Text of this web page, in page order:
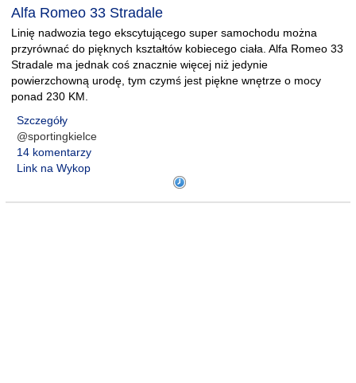
Alfa Romeo 33 Stradale
Linię nadwozia tego ekscytującego super samochodu można
przyrównać do pięknych kształtów kobiecego ciała. Alfa Romeo 33
Stradale ma jednak coś znacznie więcej niż jedynie
powierzchowną urodę, tym czymś jest piękne wnętrze o mocy
ponad 230 KM.
Szczegóły
@sportingkielce
14 komentarzy
Link na Wykop